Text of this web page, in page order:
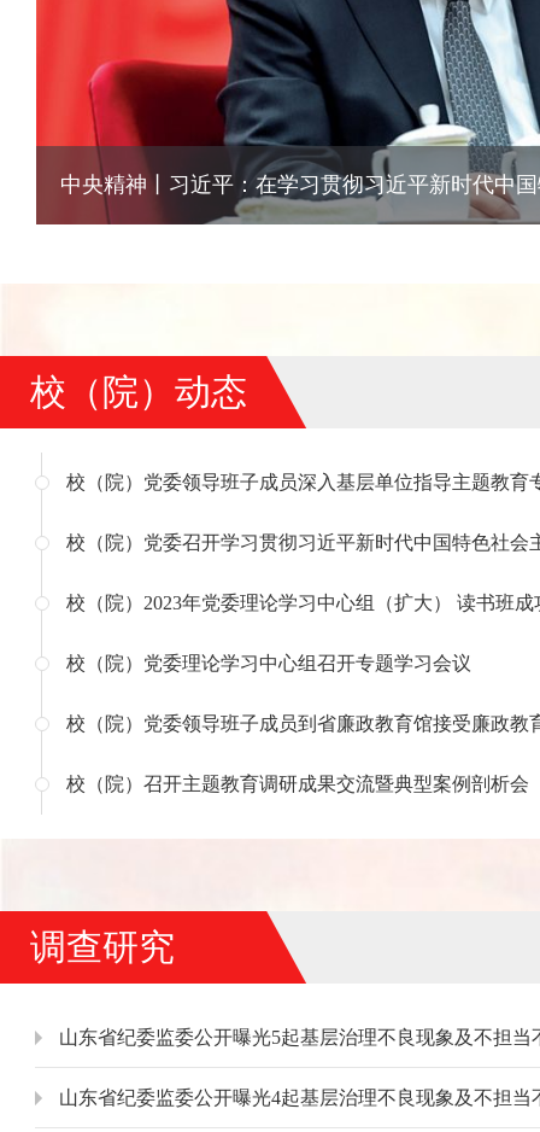
校（院）动态
校（院）2023年党委理论学习中心组（扩大） 读书班成
校（院）党委理论学习中心组召开专题学习会议
校（院）党委领导班子成员到省廉政教育馆接受廉政教
校（院）召开主题教育调研成果交流暨典型案例剖析会
调查研究